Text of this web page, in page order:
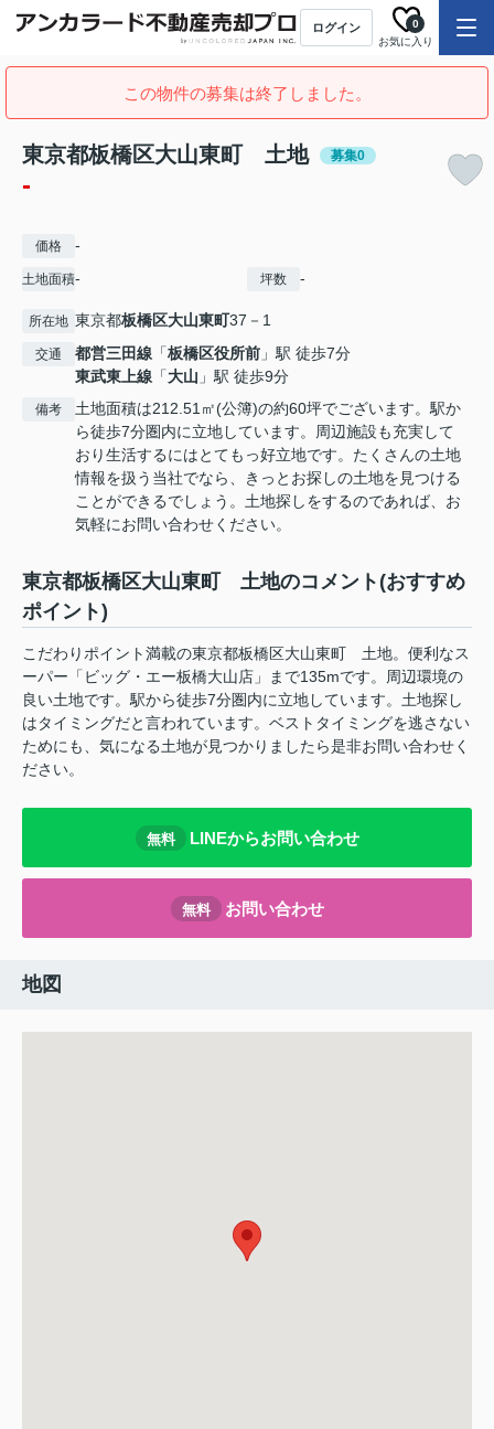
ログイン
お気に入り
0
この物件の募集は終了しました。
東京都板橋区大山東町 土地 募集0
-
価格 -
土地面積- 坪数 -
所在地 東京都板橋区大山東町37－1
交通 都営三田線 「板橋区役所前 」駅 徒歩7分
東武東上線 「大山 」駅 徒歩9分
備考
土地面積は212.51㎡(公簿)の約60坪でございます。駅か
ら徒歩7分圏内に立地しています。周辺施設も充実して
おり生活するにはとてもっ好立地です。たくさんの土地
情報を扱う当社でなら、きっとお探しの土地を見つける
ことができるでしょう。土地探しをするのであれば、お
気軽にお問い合わせください。
東京都板橋区大山東町 土地のコメント(おすすめ
ポイント)
こだわりポイント満載の東京都板橋区大山東町 土地。便利なス
ーパー「ビッグ・エー板橋大山店」まで135mです。周辺環境の
良い土地です。駅から徒歩7分圏内に立地しています。土地探し
はタイミングだと言われています。ベストタイミングを逃さない
ためにも、気になる土地が見つかりましたら是非お問い合わせく
ださい。
無料 LINEからお問い合わせ
無料 お問い合わせ
地図